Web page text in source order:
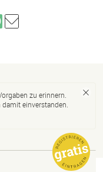
zu erinnern.
einverstanden.